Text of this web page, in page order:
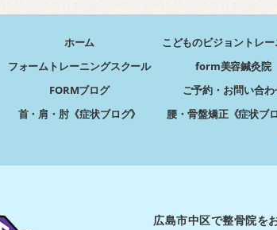
ホーム こどものビジョントレ
フォームトレーニングスクール
form美容鍼灸院
FORMブログ
ご予約・お問い合わ
首・肩・肘《症状ブログ》
腰・骨盤矯正《症状ブ
広島市中区で整骨院